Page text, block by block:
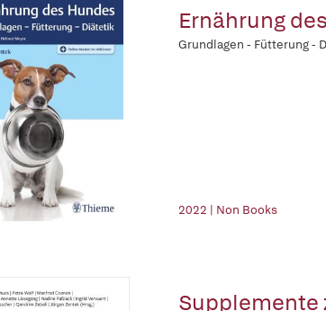
Ernährung
Grundlagen - Fütterung -
2022 | Non Books
Supplemente